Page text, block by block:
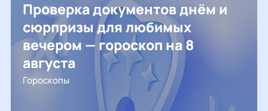
Проверка документов днём и
сюрпризы для любимых
вечером — гороскоп на 8
августа
Гороскопы